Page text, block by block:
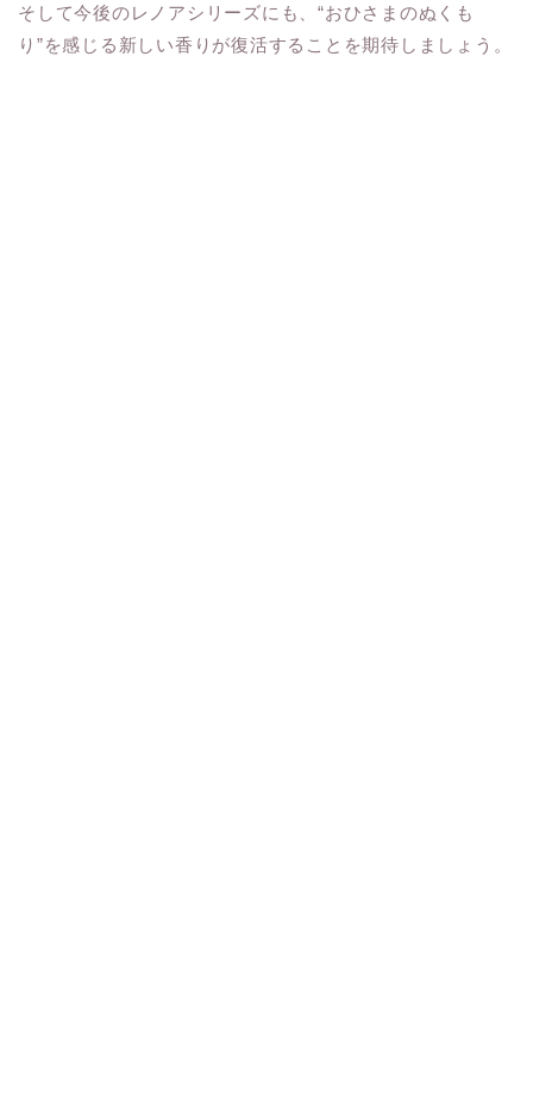
そして今後のレノアシリーズにも、“おひさまのぬくも
り”を感じる新しい香りが復活することを期待しましょう。